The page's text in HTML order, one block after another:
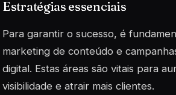
Estratégias essenciais
Para garantir o sucesso, é
marketing de conteúdo e
digital. Estas áreas são vitais para
visibilidade e atrair mais clientes.